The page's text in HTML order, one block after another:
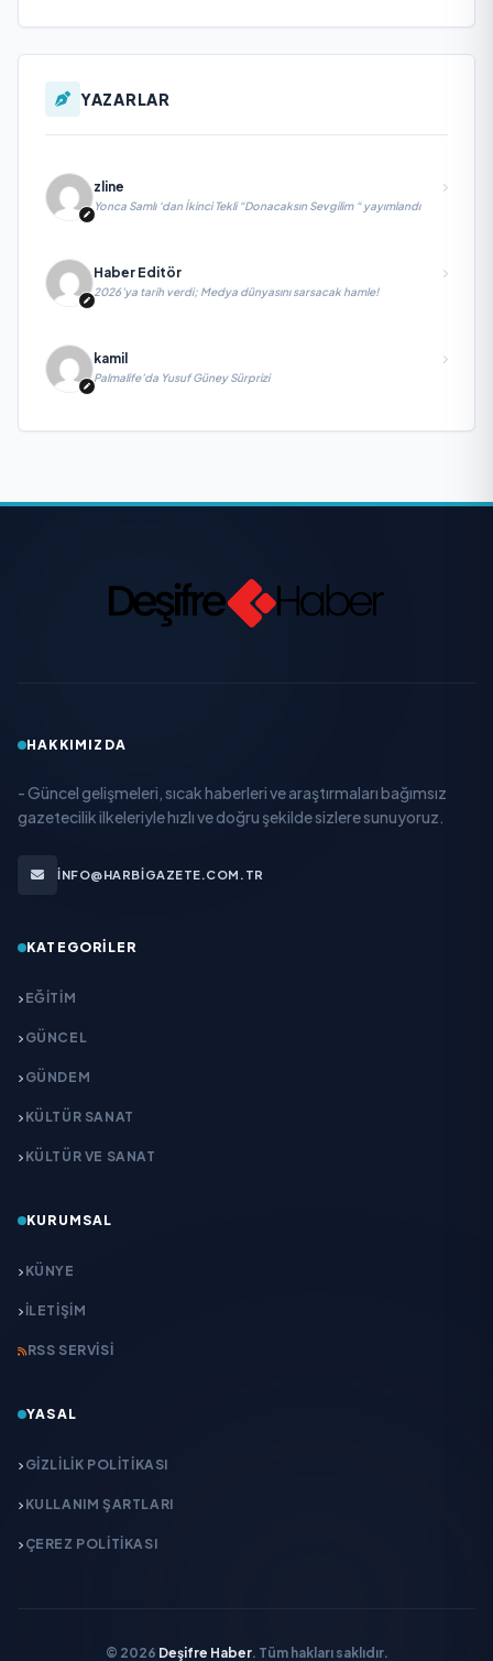
YAZARLAR
zline
Yonca Samlı ‘dan İkinci Tekli “Donacaksın Sevgilim “ yayımlandı
Haber Editör
2026’ya tarih verdi; Medya dünyasını sarsacak hamle!
kamil
Palmalife’da Yusuf Güney Sürprizi
HAKKIMIZDA
- Güncel gelişmeleri, sıcak haberleri ve araştırmaları bağımsız
gazetecilik ilkeleriyle hızlı ve doğru şekilde sizlere sunuyoruz.
INFO@HARBIGAZETE.COM.TR
KATEGORILER
EĞITIM
GÜNCEL
GÜNDEM
KÜLTÜR SANAT
KÜLTÜR VE SANAT
KURUMSAL
KÜNYE
İLETIŞIM
RSS SERVISI
YASAL
GIZLILIK POLITIKASI
KULLANIM ŞARTLARI
ÇEREZ POLITIKASI
© 2026 Deşifre Haber. Tüm hakları saklıdır.